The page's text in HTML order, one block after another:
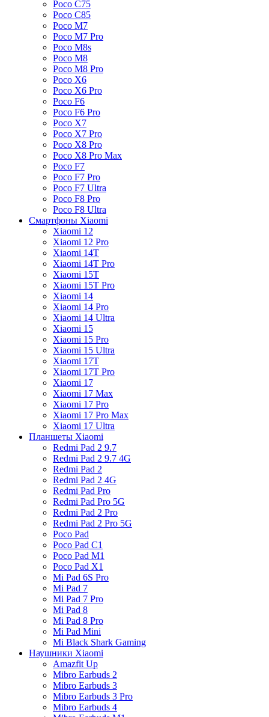
Poco C75
Poco C85
Poco M7
Poco M7 Pro
Poco M8s
Poco M8
Poco M8 Pro
Poco X6
Poco X6 Pro
Poco F6
Poco F6 Pro
Poco X7
Poco X7 Pro
Poco X8 Pro
Poco X8 Pro Max
Poco F7
Poco F7 Pro
Poco F7 Ultra
Poco F8 Pro
Poco F8 Ultra
Смартфоны Xiaomi
Xiaomi 12
Xiaomi 12 Pro
Xiaomi 14T
Xiaomi 14T Pro
Xiaomi 15T
Xiaomi 15T Pro
Xiaomi 14
Xiaomi 14 Pro
Xiaomi 14 Ultra
Xiaomi 15
Xiaomi 15 Pro
Xiaomi 15 Ultra
Xiaomi 17T
Xiaomi 17T Pro
Xiaomi 17
Xiaomi 17 Max
Xiaomi 17 Pro
Xiaomi 17 Pro Max
Xiaomi 17 Ultra
Планшеты Xiaomi
Redmi Pad 2 9.7
Redmi Pad 2 9.7 4G
Redmi Pad 2
Redmi Pad 2 4G
Redmi Pad Pro
Redmi Pad Pro 5G
Redmi Pad 2 Pro
Redmi Pad 2 Pro 5G
Poco Pad
Poco Pad C1
Poco Pad M1
Poco Pad X1
Mi Pad 6S Pro
Mi Pad 7
Mi Pad 7 Pro
Mi Pad 8
Mi Pad 8 Pro
Mi Pad Mini
Mi Black Shark Gaming
Наушники Xiaomi
Amazfit Up
Mibro Earbuds 2
Mibro Earbuds 3
Mibro Earbuds 3 Pro
Mibro Earbuds 4